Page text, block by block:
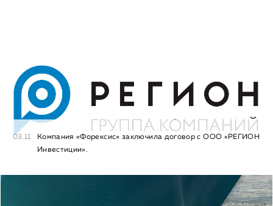
03.11
Компания «Форексис» заключила договор с ООО «РЕГИОН
Инвестиции».